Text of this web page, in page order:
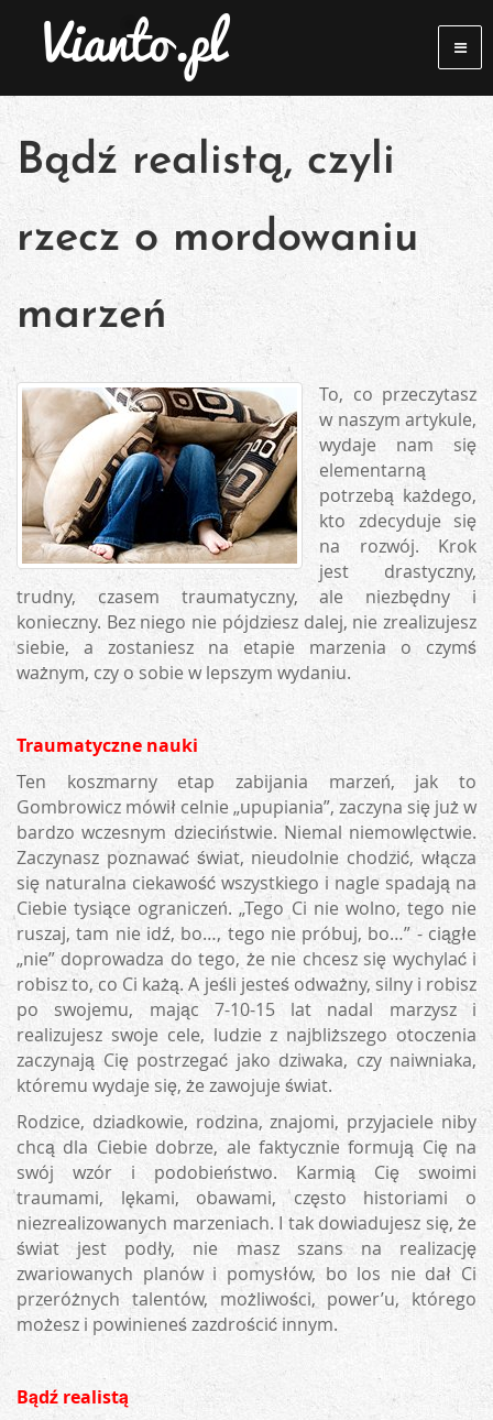
Bądź realistą, czyli
rzecz o mordowaniu
marzeń
To, co przeczytasz
w naszym artykule,
wydaje nam się
elementarną
potrzebą każdego,
kto zdecyduje się
na rozwój. Krok
jest drastyczny,
trudny, czasem traumatyczny, ale niezbędny i
konieczny. Bez niego nie pójdziesz dalej, nie zrealizujesz
siebie, a zostaniesz na etapie marzenia o czymś
ważnym, czy o sobie w lepszym wydaniu.
Traumatyczne nauki
Ten koszmarny etap zabijania marzeń, jak to
Gombrowicz mówił celnie „upupiania”, zaczyna się już w
bardzo wczesnym dzieciństwie. Niemal niemowlęctwie.
Zaczynasz poznawać świat, nieudolnie chodzić, włącza
się naturalna ciekawość wszystkiego i nagle spadają na
Ciebie tysiące ograniczeń. „Tego Ci nie wolno, tego nie
ruszaj, tam nie idź, bo…, tego nie próbuj, bo…” - ciągłe
„nie” doprowadza do tego, że nie chcesz się wychylać i
robisz to, co Ci każą. A jeśli jesteś odważny, silny i robisz
po swojemu, mając 7-10-15 lat nadal marzysz i
realizujesz swoje cele, ludzie z najbliższego otoczenia
zaczynają Cię postrzegać jako dziwaka, czy naiwniaka,
któremu wydaje się, że zawojuje świat.
Rodzice, dziadkowie, rodzina, znajomi, przyjaciele niby
chcą dla Ciebie dobrze, ale faktycznie formują Cię na
swój wzór i podobieństwo. Karmią Cię swoimi
traumami, lękami, obawami, często historiami o
niezrealizowanych marzeniach. I tak dowiadujesz się, że
świat jest podły, nie masz szans na realizację
zwariowanych planów i pomysłów, bo los nie dał Ci
przeróżnych talentów, możliwości, power’u, którego
możesz i powinieneś zazdrościć innym.
Bądź realistą